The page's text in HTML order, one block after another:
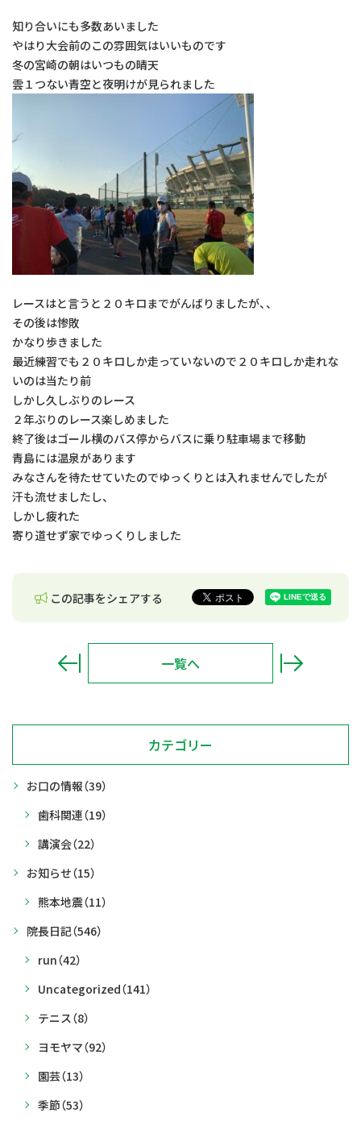
知り合いにも多数あいました
やはり大会前のこの雰囲気はいいものです
冬の宮崎の朝はいつもの晴天
雲１つない青空と夜明けが見られました
レースはと言うと２０キロまでがんばりましたが、、
その後は惨敗
かなり歩きました
最近練習でも２０キロしか走っていないので２０キロしか走れな
いのは当たり前
しかし久しぶりのレース
２年ぶりのレース楽しめました
終了後はゴール横のバス停からバスに乗り駐車場まで移動
青島には温泉があります
みなさんを待たせていたのでゆっくりとは入れませんでしたが
汗も流せましたし、
しかし疲れた
寄り道せず家でゆっくりしました
この記事をシェアする
一覧へ
カテゴリー
お口の情報（39）
歯科関連（19）
講演会（22）
お知らせ（15）
熊本地震（11）
院長日記（546）
run（42）
Uncategorized（141）
テニス（8）
ヨモヤマ（92）
園芸（13）
季節（53）